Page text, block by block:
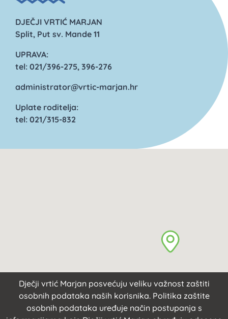
DJEČJI VRTIĆ MARJAN
Split, Put sv. Mande 11
UPRAVA:
tel: 021/396-275, 396-276
administrator@vrtic-marjan.hr
Uplate roditelja:
tel: 021/315-832
Dječji vrtić Marjan posvećuju veliku važnost zaštiti
osobnih podataka naših korisnika. Politika zaštite
osobnih podataka uređuje način postupanja s